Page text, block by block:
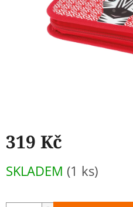
319 Kč
cena:
SKLADEM (1 ks)